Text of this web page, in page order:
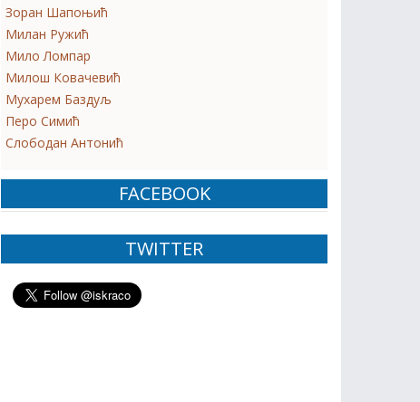
Зоран Шапоњић
Милан Ружић
Мило Ломпар
Милош Ковачевић
Мухарем Баздуљ
Перо Симић
Слободан Антонић
FACEBOOK
TWITTER